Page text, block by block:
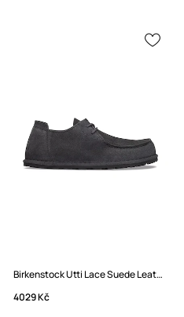
Birkenstock Utti Lace Suede Leather Polobotky semišové
4029 Kč